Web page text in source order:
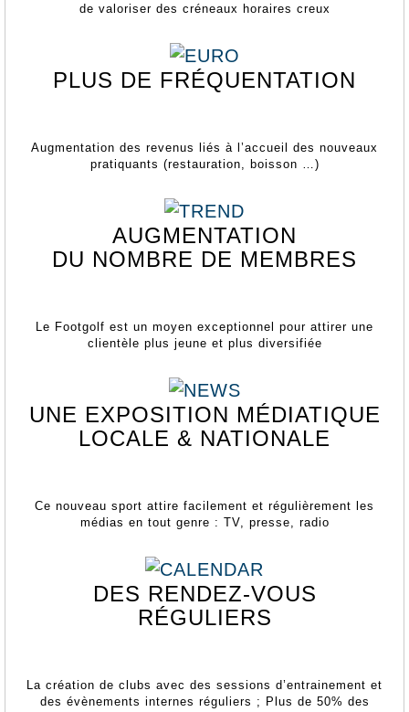
de valoriser des créneaux horaires creux
PLUS DE FRÉQUENTATION
Augmentation des revenus liés à l’accueil des nouveaux
pratiquants (restauration, boisson …)
AUGMENTATION
DU NOMBRE DE MEMBRES
Le Footgolf est un moyen exceptionnel pour attirer une
clientèle plus jeune et plus diversifiée
UNE EXPOSITION MÉDIATIQUE
LOCALE & NATIONALE
Ce nouveau sport attire facilement et régulièrement les
médias en tout genre : TV, presse, radio
DES RENDEZ-VOUS
RÉGULIERS
La création de clubs avec des sessions d’entrainement et
des évènements internes réguliers ; Plus de 50% des